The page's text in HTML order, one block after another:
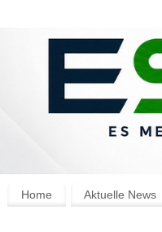
Home Aktuelle News